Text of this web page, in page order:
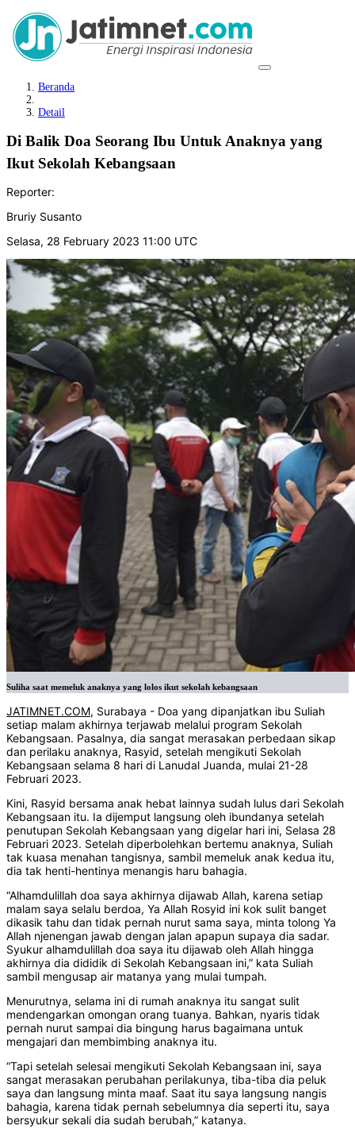
Beranda
Detail
Di Balik Doa Seorang Ibu Untuk Anaknya yang
Ikut Sekolah Kebangsaan
Reporter:
Bruriy Susanto
Selasa, 28 February 2023 11:00 UTC
Suliha saat memeluk anaknya yang lolos ikut sekolah kebangsaan
JATIMNET.COM, Surabaya - Doa yang dipanjatkan ibu Suliah
setiap malam akhirnya terjawab melalui program Sekolah
Kebangsaan. Pasalnya, dia sangat merasakan perbedaan sikap
dan perilaku anaknya, Rasyid, setelah mengikuti Sekolah
Kebangsaan selama 8 hari di Lanudal Juanda, mulai 21-28
Februari 2023.
Kini, Rasyid bersama anak hebat lainnya sudah lulus dari Sekolah
Kebangsaan itu. Ia dijemput langsung oleh ibundanya setelah
penutupan Sekolah Kebangsaan yang digelar hari ini, Selasa 28
Februari 2023. Setelah diperbolehkan bertemu anaknya, Suliah
tak kuasa menahan tangisnya, sambil memeluk anak kedua itu,
dia tak henti-hentinya menangis haru bahagia.
“Alhamdulillah doa saya akhirnya dijawab Allah, karena setiap
malam saya selalu berdoa, Ya Allah Rosyid ini kok sulit banget
dikasik tahu dan tidak pernah nurut sama saya, minta tolong Ya
Allah njenengan jawab dengan jalan apapun supaya dia sadar.
Syukur alhamdulillah doa saya itu dijawab oleh Allah hingga
akhirnya dia dididik di Sekolah Kebangsaan ini,” kata Suliah
sambil mengusap air matanya yang mulai tumpah.
Menurutnya, selama ini di rumah anaknya itu sangat sulit
mendengarkan omongan orang tuanya. Bahkan, nyaris tidak
pernah nurut sampai dia bingung harus bagaimana untuk
mengajari dan membimbing anaknya itu.
“Tapi setelah selesai mengikuti Sekolah Kebangsaan ini, saya
sangat merasakan perubahan perilakunya, tiba-tiba dia peluk
saya dan langsung minta maaf. Saat itu saya langsung nangis
bahagia, karena tidak pernah sebelumnya dia seperti itu, saya
bersyukur sekali dia sudah berubah,” katanya.